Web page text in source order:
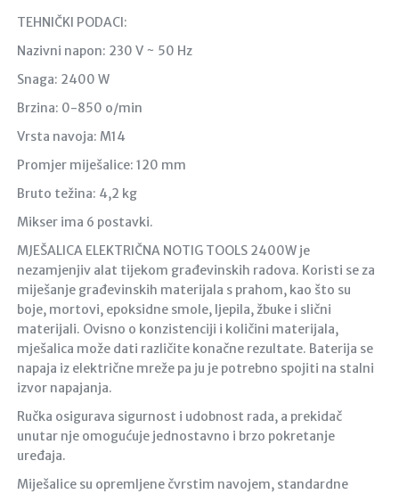
TEHNIČKI PODACI:
Nazivni napon: 230 V ~ 50 Hz
Snaga: 2400 W
Brzina: 0-850 o/min
Vrsta navoja: M14
Promjer miješalice: 120 mm
Bruto težina: 4,2 kg
Mikser ima 6 postavki.
MJEŠALICA ELEKTRIČNA NOTIG TOOLS 2400W je
nezamjenjiv alat tijekom građevinskih radova. Koristi se za
miješanje građevinskih materijala s prahom, kao što su
boje, mortovi, epoksidne smole, ljepila, žbuke i slični
materijali. Ovisno o konzistenciji i količini materijala,
mješalica može dati različite konačne rezultate. Baterija se
napaja iz električne mreže pa ju je potrebno spojiti na stalni
izvor napajanja.
Ručka osigurava sigurnost i udobnost rada, a prekidač
unutar nje omogućuje jednostavno i brzo pokretanje
uređaja.
Miješalice su opremljene čvrstim navojem, standardne